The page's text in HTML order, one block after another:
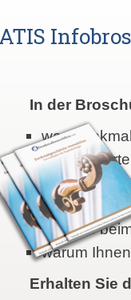
In der
was
welche
warum
wie Sie mit
was Sie
warum
Erhalten Sie